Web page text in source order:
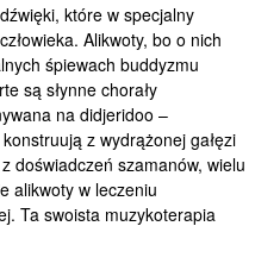
które w specjalny
Alikwoty, bo o nich
śpiewach buddyzmu
są słynne chorały
na didjeridoo –
z wydrążonej gałęzi
doświadczeń szamanów, wielu
alikwoty w leczeniu
Ta swoista muzykoterapia